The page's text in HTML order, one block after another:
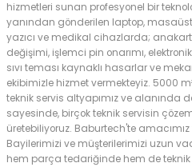
hizmetleri sunan profesyonel bir
yanından gönderilen laptop,
yazıcı ve medikal cihazlarda;
değişimi, işlemci pin onarımı,
sıvı teması kaynaklı hasarlar ve
ekibimizle hizmet vermekteyiz. 5000
teknik servis altyapımız ve alanında
sayesinde, birçok teknik servisin
üretebiliyoruz. Baburtech'te
Bayilerimizi ve müşterilerimizi uzun
hem parça tedariğinde hem de